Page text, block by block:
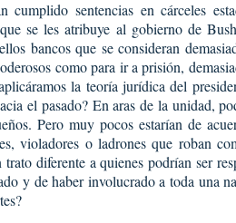
cumplido sentencias en cárceles
se les atribuye al gobierno de
bancos que se consideran
como para ir a prisión,
la teoría jurídica del
el pasado? En aras de la unidad,
Pero muy pocos estarían de
violadores o ladrones que roban
diferente a quienes podrían ser
y de haber involucrado a toda una